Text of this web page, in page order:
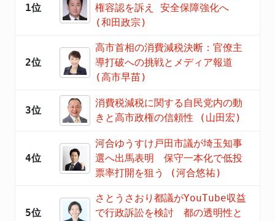
1位
権容認を訴え 安全保障強化へ
(和田政宗)
2位
高市首相の消費減税決断：官僚主
導打破への挑戦とメディア報道
(高市早苗)
3位
消費税減税に関する自民党内の動
きと高市政権の信頼性 (山田宏)
4位
河合ゆうすけ戸田市議が埼玉知事
選へ出馬表明 保守一本化で低投
票率打開を狙う (河合悠祐)
5位
さとうさおり都議がYouTube収益
で行政訴訟を検討 都の透明性と